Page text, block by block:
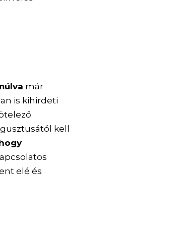
már
is kihirdeti
kell
elé és